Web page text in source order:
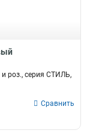
и роз., серия СТИЛЬ,
Сравнить